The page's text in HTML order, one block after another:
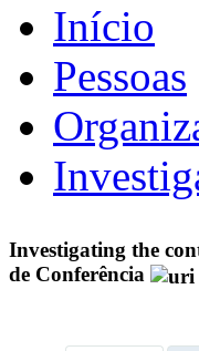
Início
Pessoas
Investigating the
de Conferência